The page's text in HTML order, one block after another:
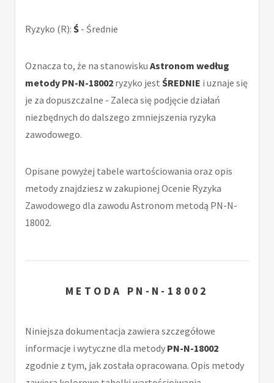
Ryzyko (R): Ś - Średnie
Oznacza to, że na stanowisku Astronom według
metody PN-N-18002 ryzyko jest ŚREDNIE i uznaje się
je za dopuszczalne - Zaleca się podjęcie działań
niezbędnych do dalszego zmniejszenia ryzyka
zawodowego.
Opisane powyżej tabele wartościowania oraz opis
metody znajdziesz w zakupionej Ocenie Ryzyka
Zawodowego dla zawodu Astronom metodą PN-N-
18002.
METODA PN-N-18002
Niniejsza dokumentacja zawiera szczegółowe
informacje i wytyczne dla metody PN-N-18002
zgodnie z tym, jak została opracowana. Opis metody